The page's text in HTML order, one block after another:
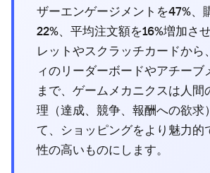
ザーエンゲージメントを47%、
22%、平均注文額を16%増加さ
レットやスクラッチカードから
ィのリーダーボードやアチーブ
まで、ゲームメカニクスは人間
理（達成、競争、報酬への欲求
て、ショッピングをより魅力的
性の高いものにします。